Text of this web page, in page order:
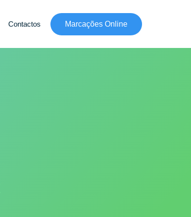
Contactos Marcações Online